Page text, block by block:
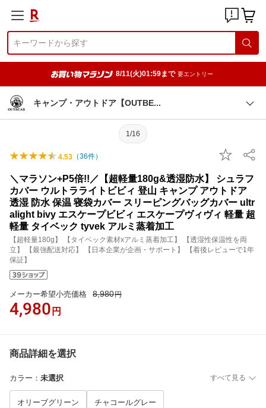
8/11(火)01:59まで 要エントリー
キャンプ・アウトドア【OUTBE
1/16
4.53 （36件）
＼マラソン+P5倍!!／【超軽量180g&透湿防水】 シュラフ
カバー ウルトラライトビビィ 登山 キャンプ アウトドア
透湿 防水 保温 寝袋カバー スリーピングバッグカバー ultr
alight bivy エスケープビビィ エスケープヴィヴィ 軽量 超
軽量 タイベック tyvek アルミ蒸着加工
【超軽量180g】 【タイベック素材xアルミ蒸着加工】 【透湿性保温性を両
立】 【最強配送対応】 【日本企業が企画・サポート】 【着後レビューで1年
保証】
メーカー希望小売価格 8,980円
4,980 円
商品詳細を選択
カラー ： 未選択 すべて見る
オリーブグリーン
チャコールグレー